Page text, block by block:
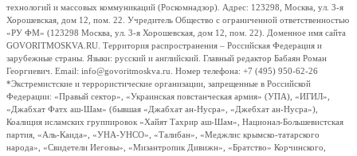
технологий и массовых коммуникаций (Роскомнадзор). Адрес: 123298, Москва, ул. 3-я
Хорошевская, дом 12, пом. 22. Учредитель Общество с ограниченной ответственностью
«РУ ФМ» (123298 Москва, ул. 3-я Хорошевская, дом 12, пом. 22). Доменное имя сайта
GOVORITMOSKVA.RU. Территория распространения – Российская Федерация и
зарубежные страны. Языки: русский и английский. Главный редактор Бабаян Роман
Георгиевич. Email: info@govoritmoskva.ru. Номер телефона: +7 (495) 950-62-26
*Экстремистские и террористические организации, запрещенные в Российской
Федерации: «Правый сектор», «Украинская повстанческая армия» (УПА), «ИГИЛ»,
«Джабхат Фатх аш-Шам» (бывшая «Джабхат ан-Нусра», «Джебхат ан-Нусра»),
Коалиция исламских группировок «Хайят Тахрир аш-Шам», Национал-Большевистская
партия, «Аль-Каида», «УНА-УНСО», «Талибан», «Меджлис крымско-татарского
народа», «Свидетели Иеговы», «Мизантропик Дивижн», «Братство» Корчинского,